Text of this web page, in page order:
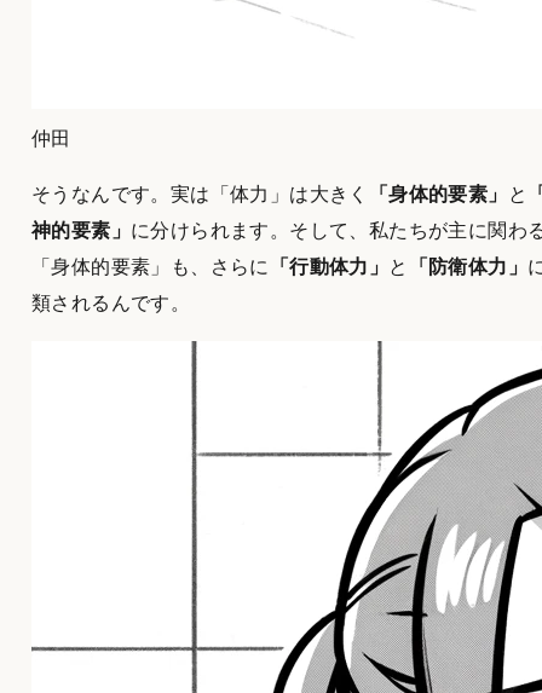
仲田
そうなんです。実は「体力」は大きく 「身体的要素」 と
神的要素」 に分けられます。そして、私たちが主に関わ
「身体的要素」も、さらに
「行動体力」 と 「防衛体力」
類されるんです。